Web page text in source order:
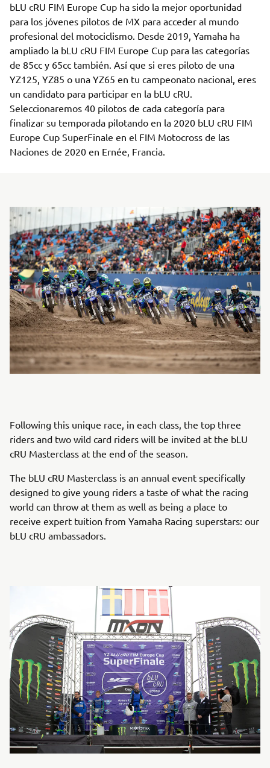
bLU cRU FIM Europe Cup ha sido la mejor oportunidad
para los jóvenes pilotos de MX para acceder al mundo
profesional del motociclismo. Desde 2019, Yamaha ha
ampliado la bLU cRU FIM Europe Cup para las categorías
de 85cc y 65cc también. Así que si eres piloto de una
YZ125, YZ85 o una YZ65 en tu campeonato nacional, eres
un candidato para participar en la bLU cRU.
Seleccionaremos 40 pilotos de cada categoría para
finalizar su temporada pilotando en la 2020 bLU cRU FIM
Europe Cup SuperFinale en el FIM Motocross de las
Naciones de 2020 en Ernée, Francia.
Following this unique race, in each class, the top three
riders and two wild card riders will be invited at the bLU
cRU Masterclass at the end of the season.
The bLU cRU Masterclass is an annual event specifically
designed to give young riders a taste of what the racing
world can throw at them as well as being a place to
receive expert tuition from Yamaha Racing superstars: our
bLU cRU ambassadors.